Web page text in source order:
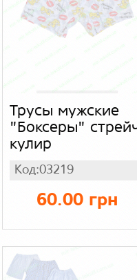
Трусы мужские
"Боксеры"
кулир
Код:03219
60.00 грн